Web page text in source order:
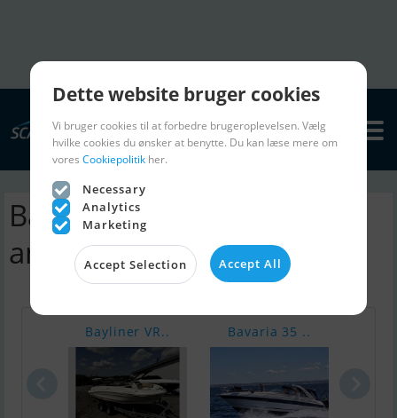
Babro 1120 motorbåd |
annoncer
Bayliner VR.. Bavaria 35 ..
Dette website bruger cookies
Vi bruger cookies til at forbedre brugeroplevelsen. Vælg
hvilke cookies du ønsker at benytte. Du kan læse mere om
vores Cookiepolitik her.
Necessary
Analytics
Marketing
Accept Selection Accept All